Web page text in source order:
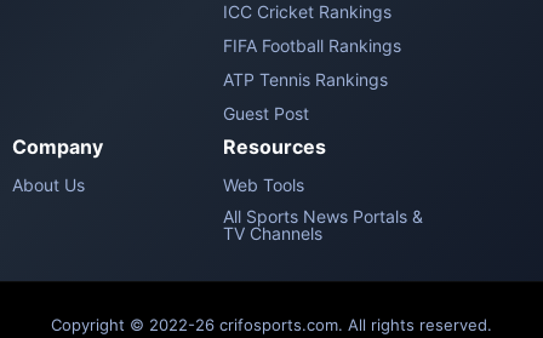
ICC Cricket Rankings
FIFA Football Rankings
ATP Tennis Rankings
Guest Post
Company
About Us
Resources
Web Tools
All Sports News Portals &
TV Channels
Copyright © 2022-26 crifosports.com. All rights reserved.